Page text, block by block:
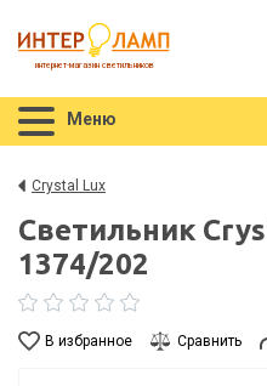
интернет-магазин светильников
Меню
Crystal Lux
Светильник
1374/202
В избранное Сравнить